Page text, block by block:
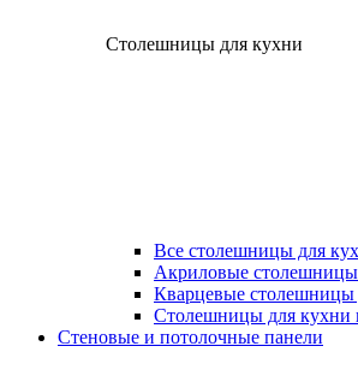
Столешницы для кухни
Все столешницы для
Акриловые
Кварцевые столешницы
Столешницы для кухни
Стеновые и потолочные панели